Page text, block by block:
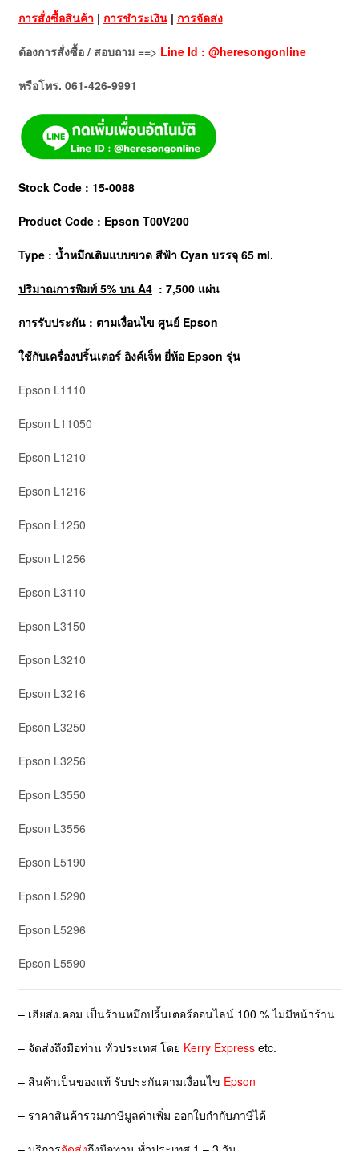
การสั่งซื้อสินค้า | การชำระเงิน| การจัดส่ง
ต้องการสั่งซื้อ / สอบถาม ==> Line Id : @heresongonline
หรือโทร. 061-426-9991
Stock Code : 15-0088
Product Code : Epson T00V200
Type : น้ำหมึกเติมแบบขวด สีฟ้า Cyan บรรจุ 65 ml.
ปริมาณการพิมพ์ 5% บน A4: 7,500 แผ่น
การรับประกัน : ตามเงื่อนไข ศูนย์ Epson
ใช้กับเครื่องปริ้นเตอร์ อิงค์เจ็ท ยี่ห้อ Epson รุ่น
Epson L1110
Epson L11050
Epson L1210
Epson L1216
Epson L1250
Epson L1256
Epson L3110
Epson L3150
Epson L3210
Epson L3216
Epson L3250
Epson L3256
Epson L3550
Epson L3556
Epson L5190
Epson L5290
Epson L5296
Epson L5590
– เฮียส่ง.คอม เป็นร้านหมึกปริ้นเตอร์ออนไลน์ 100 % ไม่มีหน้าร้าน
– จัดส่งถึงมือท่าน ทั่วประเทศ โดย Kerry Expressetc.
– สินค้าเป็นของแท้ รับประกันตามเงื่อนไข Epson
– ราคาสินค้ารวมภาษีมูลค่าเพิ่ม ออกใบกำกับภาษีได้